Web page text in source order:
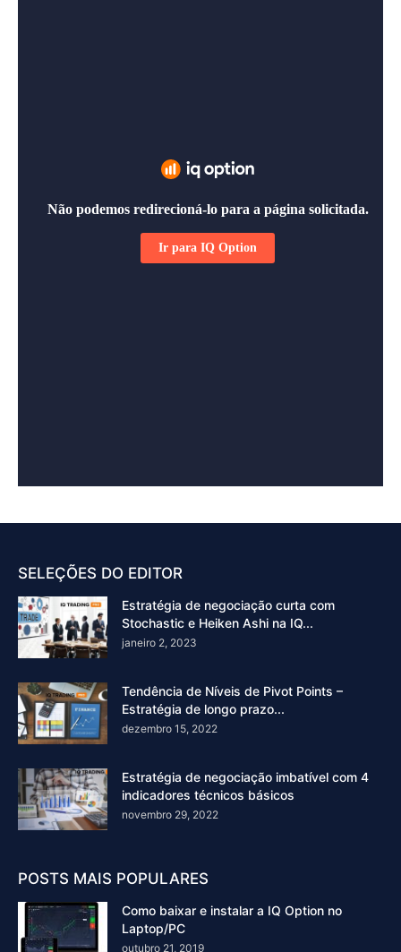
SELEÇÕES DO EDITOR
Estratégia de negociação curta com
Stochastic e Heiken Ashi na IQ...
janeiro 2, 2023
Tendência de Níveis de Pivot Points –
Estratégia de longo prazo...
dezembro 15, 2022
Estratégia de negociação imbatível com 4
indicadores técnicos básicos
novembro 29, 2022
POSTS MAIS POPULARES
Como baixar e instalar a IQ Option no
Laptop/PC
outubro 21, 2019